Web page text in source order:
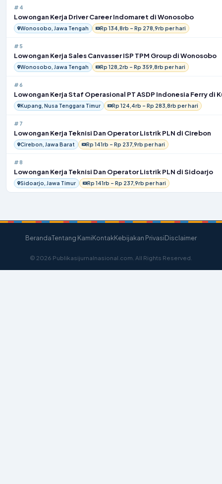
#4
Lowongan Kerja Driver Career Indomaret di Wonosobo
Wonosobo, Jawa Tengah Rp 134,8rb – Rp 278,9rb per hari
#5
Lowongan Kerja Sales Canvasser ISP TPM Group di Wonosobo
Wonosobo, Jawa Tengah Rp 128,2rb – Rp 359,8rb per hari
#6
Lowongan Kerja Staf Operasional PT ASDP Indonesia Ferry di
Kupang, Nusa Tenggara Timur Rp 124,4rb – Rp 283,8rb per hari
#7
Lowongan Kerja Teknisi Dan Operator Listrik PLN di Cirebon
Cirebon, Jawa Barat Rp 141rb – Rp 237,9rb per hari
#8
Lowongan Kerja Teknisi Dan Operator Listrik PLN di Sidoarjo
Sidoarjo, Jawa Timur Rp 141rb – Rp 237,9rb per hari
BerandaTentang KamiKontakKebijakan PrivasiDisclaimer
© 2026 Publikasijurnalnasional.com. All Rights Reserved.